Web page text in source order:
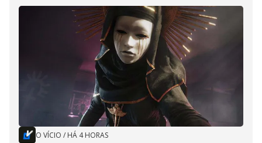
O VÍCIO / HÁ 4 HORAS